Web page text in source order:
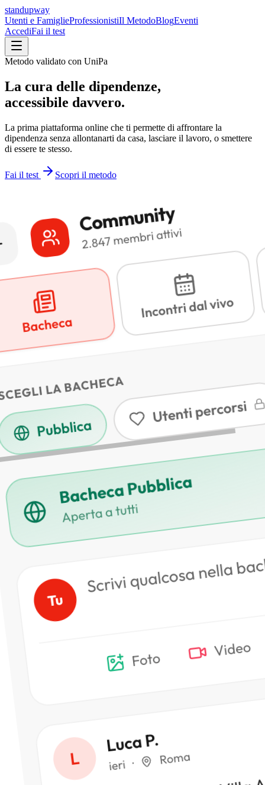
standupway
Utenti e FamiglieProfessionistiIl MetodoBlogEventi
AccediFai il test
Metodo validato con UniPa
La cura delle dipendenze,
accessibile davvero.
La prima piattaforma online che ti permette di affrontare la
dipendenza senza allontanarti da casa, lasciare il lavoro, o smettere
di essere te stesso.
Fai il test Scopri il metodo